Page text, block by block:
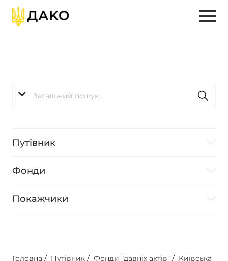
Путівник
Фонди
Покажчики
Головна / Путівник / Фонди "давніх актів" / Київська